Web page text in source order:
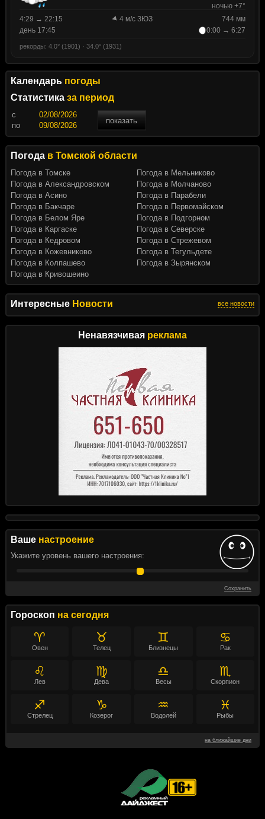
Интересные Новости все новости
Ненавязчивая реклама
Ваше настроение
Укажите уровень вашего настроения:
Сохранить
Гороскоп на сегодня
♈
Овен
♉
Телец
♊
Близнецы
♋
Рак
♌
Лев
♍
Дева
♎
Весы
♏
Скорпион
♐
Стрелец
♑
Козерог
♒
Водолей
♓
Рыбы
на ближайшие дни
ночью +7°
4:29 → 22:15
4 м/с ЗЮЗ
744 мм
день 17:45
0:00 → 6:27
рекорды: 4.0° (1901) · 34.0° (1931)
Календарь погоды
Статистика за период
c
показать
по
Погода в Томской области
Погода в Томске
Погода в Александровском
Погода в Асино
Погода в Бакчаре
Погода в Белом Яре
Погода в Каргаске
Погода в Кедровом
Погода в Кожевниково
Погода в Колпашево
Погода в Кривошеино
Погода в Мельниково
Погода в Молчаново
Погода в Парабели
Погода в Первомайском
Погода в Подгорном
Погода в Северске
Погода в Стрежевом
Погода в Тегульдете
Погода в Зырянском